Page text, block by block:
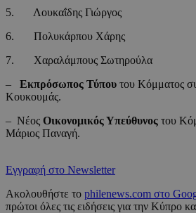
5. Λουκαΐδης Γιώργος
6. Πολυκάρπου Χάρης
7. Χαραλάμπους Σωτηρούλα
– Εκπρόσωπος Τύπου του Κόμματος
Κουκουμάς.
– Νέος Οικονομικός Υπεύθυνος του
Μάριος Παναγή.
Εγγραφή στο Newsletter
Ακολουθήστε το philenews.com στο
πρώτοι όλες τις ειδήσεις για την Κύπρο